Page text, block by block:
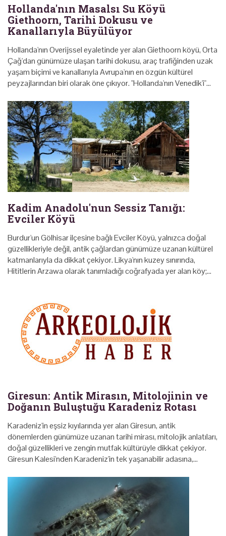
Hollanda'nın Masalsı Su Köyü
Giethoorn, Tarihi Dokusu ve
Kanallarıyla Büyülüyor
Hollanda'nın Overijssel eyaletinde yer alan Giethoorn köyü, Orta
Çağ'dan günümüze ulaşan tarihi dokusu, araç trafiğinden uzak
yaşam biçimi ve kanallarıyla Avrupa'nın en özgün kültürel
peyzajlarından biri olarak öne çıkıyor. "Hollanda'nın Venedik'i"…
Kadim Anadolu'nun Sessiz Tanığı:
Evciler Köyü
Burdur'un Gölhisar ilçesine bağlı Evciler Köyü, yalnızca doğal
güzellikleriyle değil, antik çağlardan günümüze uzanan kültürel
katmanlarıyla da dikkat çekiyor. Likya'nın kuzey sınırında,
Hititlerin Arzawa olarak tanımladığı coğrafyada yer alan köy;…
Giresun: Antik Mirasın, Mitolojinin ve
Doğanın Buluştuğu Karadeniz Rotası
Karadeniz'in eşsiz kıyılarında yer alan Giresun, antik
dönemlerden günümüze uzanan tarihi mirası, mitolojik anlatıları,
doğal güzellikleri ve zengin mutfak kültürüyle dikkat çekiyor.
Giresun Kalesi'nden Karadeniz'in tek yaşanabilir adasına,…